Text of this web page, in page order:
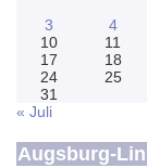
3
4
10
11
17
18
24
25
31
« Juli
Augsburg-